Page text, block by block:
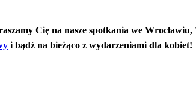
Cię na nasze spotkania we
i bądź na bieżąco z wydarzeniami dla kobiet!